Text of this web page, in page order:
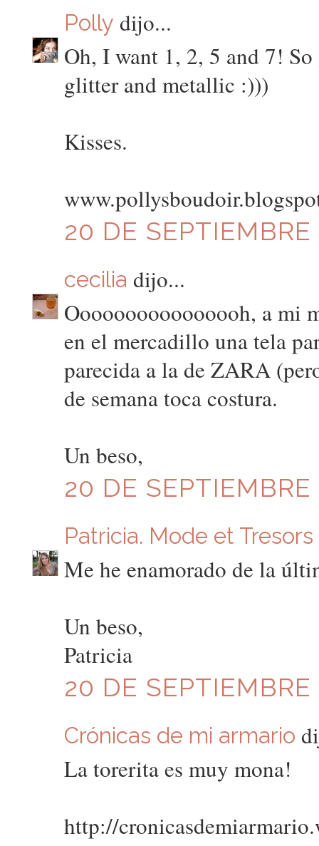
Polly dijo...
Oh, I want 1, 2, 5 and 7!
glitter and metallic :)))
Kisses.
20 DE
cecilia dijo...
Oooooooooooooooh, a mi
en el mercadillo una tela
parecida a la de ZARA
de semana toca costura.
Un beso,
20 DE
Patricia. Mode et Tresors
Me he enamorado de la
Un beso,
Patricia
20 DE
Crónicas de mi armario
La torerita es muy mona!
http://